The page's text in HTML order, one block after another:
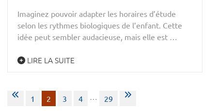
Imaginez pouvoir adapter les horaires d’étude
selon les rythmes biologiques de l’enfant. Cette
idée peut sembler audacieuse, mais elle est …
LIRE LA SUITE
Pagination
1 2 3 4 … 29